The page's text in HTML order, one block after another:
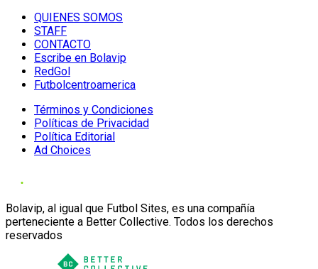
QUIENES SOMOS
STAFF
CONTACTO
Escribe en Bolavip
RedGol
Futbolcentroamerica
Términos y Condiciones
Políticas de Privacidad
Política Editorial
Ad Choices
Bolavip, al igual que Futbol Sites, es una compañía
perteneciente a Better Collective. Todos los derechos
reservados